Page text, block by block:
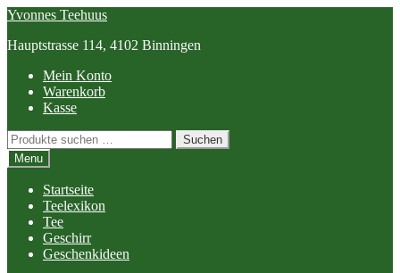
Skip
navigation
Skip
content
Yvonnes Teehuus
Hauptstrasse 114, 4102 Binningen
Mein Konto
Warenkorb
Kasse
Suchen
nach:
Suchen
Menu
Startseite
Teelexikon
Tee
Geschirr
Geschenkideen